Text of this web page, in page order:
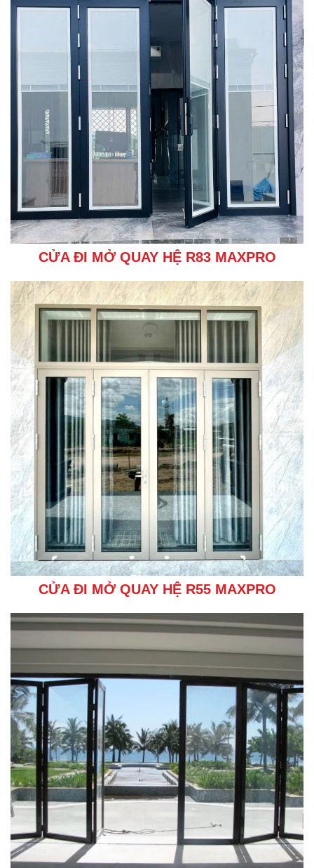
CỬA ĐI MỞ QUAY HỆ R83 MAXPRO
CỬA ĐI MỞ QUAY HỆ R55 MAXPRO